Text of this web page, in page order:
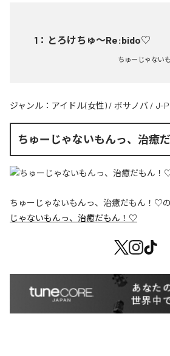
1 ： とろけちゅ〜Re:bido♡
ちゅーじゃない
ジャンル： アイドル(女性) / ボサノバ / J-
ちゅーじゃないもんっ、治癒
ちゅーじゃないもんっ、治癒だもん！♡
じゃないもんっ、治癒だもん！♡